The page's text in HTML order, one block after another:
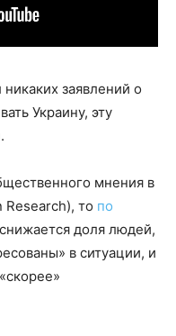
заявлений о
Украину, эту
мнения в
то по
доля людей,
в ситуации, и